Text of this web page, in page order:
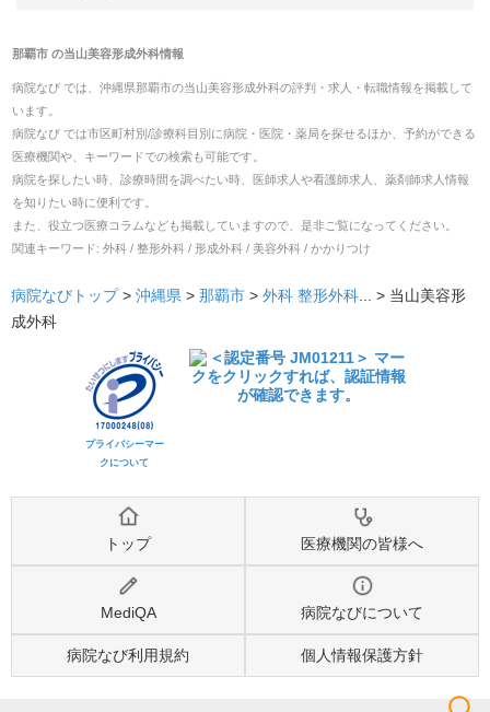
那覇市の当山美容形成外科情報
病院なび では、 沖縄県那覇市の当山美容形成外科の評判・求人・転職情報を掲載して
います。
病院なび では市区町村別/診療科目別に病院・医院・薬局を探せるほか、予約ができる
医療機関や、キーワードでの検索も可能です。
病院を探したい時、診療時間を調べたい時、医師求人や看護師求人、薬剤師求人情報
を知りたい時に便利です。
また、役立つ医療コラムなども掲載していますので、是非ご覧になってください。
関連キーワード: 外科 / 整形外科 / 形成外科 / 美容外科 / かかりつけ
病院なびトップ > 沖縄県 > 那覇市 > 外科 整形外科... > 当山美容形
成外科
プライバシーマー
クについて
トップ 医療機関の皆様へ
MediQA 病院なびについて
病院なび利用規約 個人情報保護方針